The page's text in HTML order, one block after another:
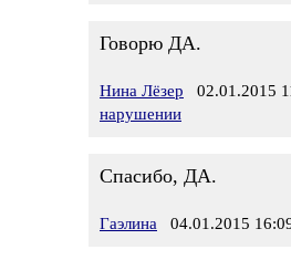
Говорю ДА.
Нина Лёзер 02.01.2015
нарушении
Спасибо, ДА.
Гаэлина 04.01.2015